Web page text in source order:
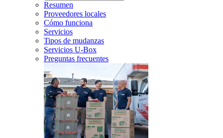
Resumen
Proveedores locales
Cómo funciona
Servicios
Tipos de mudanzas
Servicios U-Box
Preguntas frecuentes